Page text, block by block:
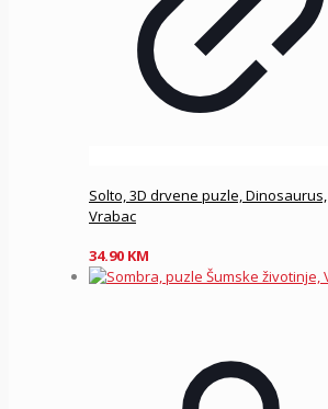
Solto, 3D drvene puzle, Dinosaurus,
Vrabac
34.90 KM